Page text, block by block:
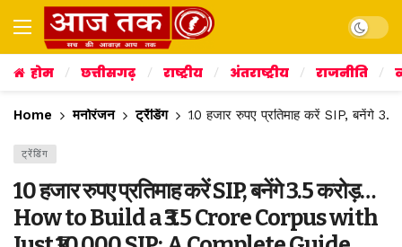
Dark
होम छत्तीसगढ़ राष्ट्रीय अंतराष्ट्रीय राजनीति
Home मनोरंजन ट्रेंडिंग 10 हजार रुपए प्रतिमाह करें SIP,
ट्रेंडिंग
10 हजार रुपए प्रतिमाह करें SIP, बनेंगे 3.5 करोड़…
How to Build a ₹3.5 Crore Corpus with